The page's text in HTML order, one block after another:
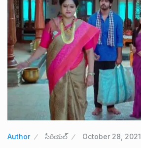
Author సీరియల్ October 28, 2021